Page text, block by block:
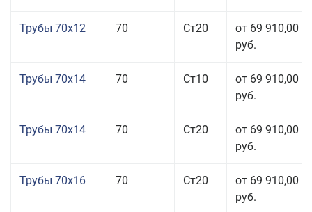
Трубы 70x12 70 Ст20
от 69 910,00
руб.
Трубы 70x14 70 Ст10
от 69 910,00
руб.
Трубы 70x14 70 Ст20
от 69 910,00
руб.
Трубы 70x16 70 Ст20
от 69 910,00
руб.